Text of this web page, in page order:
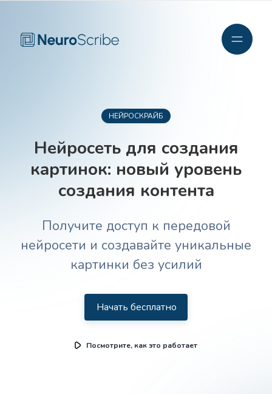
НЕЙРОСКРАЙБ
Нейросеть для создания
картинок: новый уровень
создания контента
Получите доступ к передовой
нейросети и создавайте уникальные
картинки без усилий
Начать бесплатно
Посмотрите, как это работает